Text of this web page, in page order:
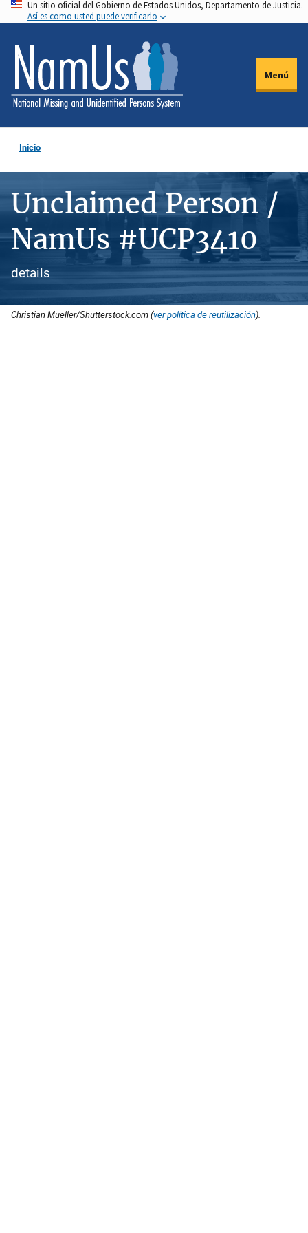
Pasar
al
contenido
principal
Un sitio oficial del Gobierno de Estados Unidos, Departamento de Justicia.
Así es como usted puede verificarlo
Menú
Inicio
Unclaimed Person /
NamUs #UCP3410
details
Christian Mueller/Shutterstock.com (ver política de reutilización).